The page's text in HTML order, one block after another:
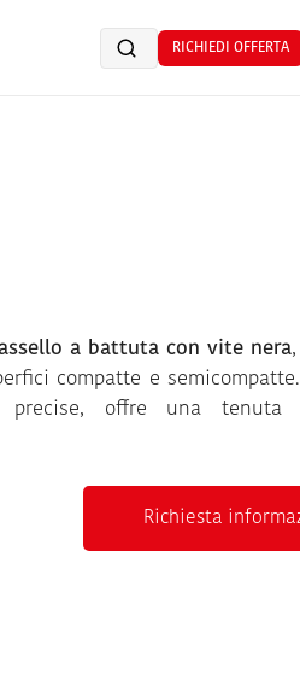
RICHIEDI OFFERTA
a battuta con vite nera
compatte e
precise, offre una tenuta
Richiesta